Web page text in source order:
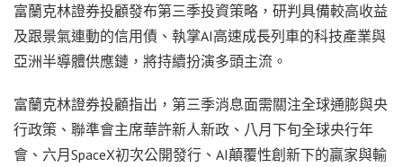
富蘭克林證券投顧發布第三季投資策略，研判具備較高收益
及跟景氣連動的信用債、執掌AI高速成長列車的科技產業與
亞洲半導體供應鏈，將持續扮演多頭主流。
富蘭克林證券投顧指出，第三季消息面需關注全球通膨與央
行政策、聯準會主席華許新人新政、八月下旬全球央行年
會、六月SpaceX初次公開發行、AI顛覆性創新下的贏家與輸